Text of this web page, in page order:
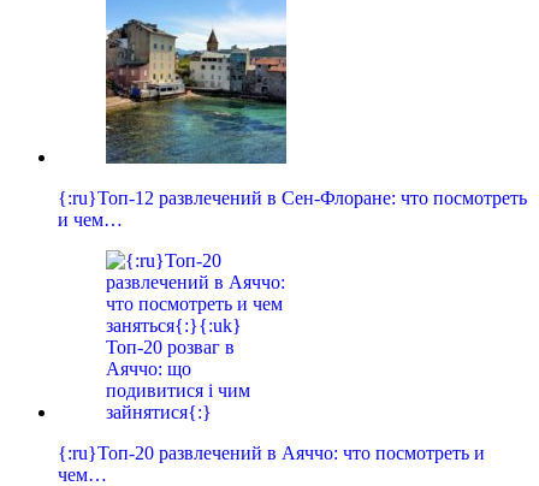
{:ru}Топ-12 развлечений в Сен-Флоране: что посмотреть
и чем…
{:ru}Топ-20 развлечений в Аяччо: что посмотреть и
чем…